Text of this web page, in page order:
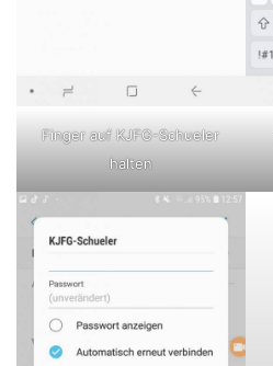
Finger auf KJFG-Schueler
halten